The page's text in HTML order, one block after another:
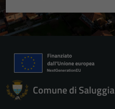
Comune di Saluggia